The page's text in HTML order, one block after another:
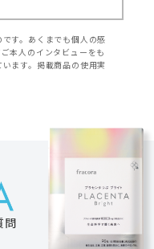
す。あくまでも個人の感
本人のインタビューをも
ます。掲載商品の使用実
問